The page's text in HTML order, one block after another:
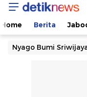
Home Berita
Nyago Bumi